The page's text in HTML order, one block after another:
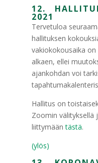
12.
2021
Tervetuloa
hallituksen
vakiokokousaika
alkaen, ellei
ajankohdan voi
Hallitus on
Zoomin välityksellä
liittymääntästä.
(ylös)